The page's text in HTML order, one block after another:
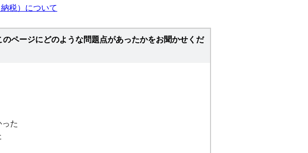
税）について
ページにどのような問題点があったかをお聞かせくだ
た